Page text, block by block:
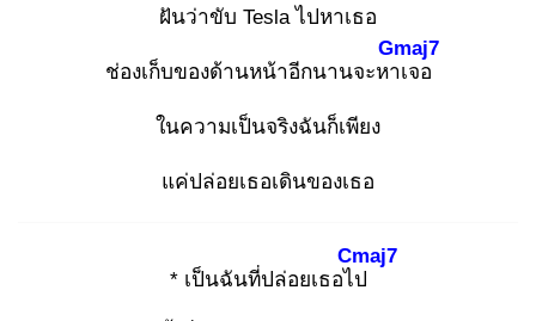
ฝันว่าขับ Tesla ไปหาเธอ
ช่องเก็บของด้านหน้าอีกนานจะหาเ
Gmaj7
จอ
ในความเป็นจริงฉันก็เพียง
แค่ปล่อยเธอเดินของเธอ
* เป็นฉันที่ปล่อยเธอไป
Cmaj7